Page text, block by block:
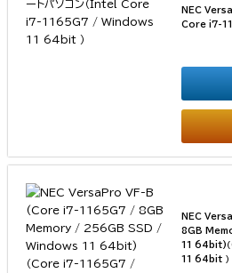
NEC
Core i7-
NEC
8GB
11 64bit)
11 64bit ）